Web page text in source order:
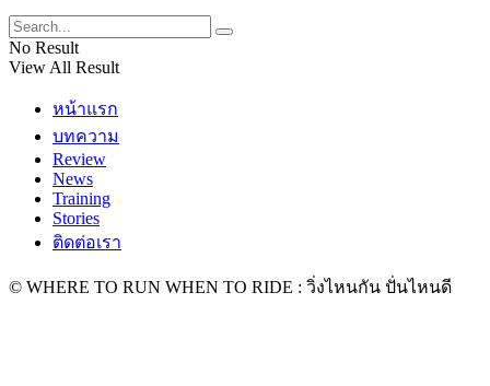
No Result
View All Result
หน้าแรก
บทความ
Review
News
Training
Stories
ติดต่อเรา
© WHERE TO RUN WHEN TO RIDE : วิ่งไหนกัน ปั่นไหนดี